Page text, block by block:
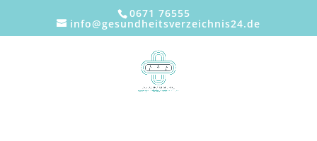
0671 76555
info@gesundheitsverzeichnis24.de